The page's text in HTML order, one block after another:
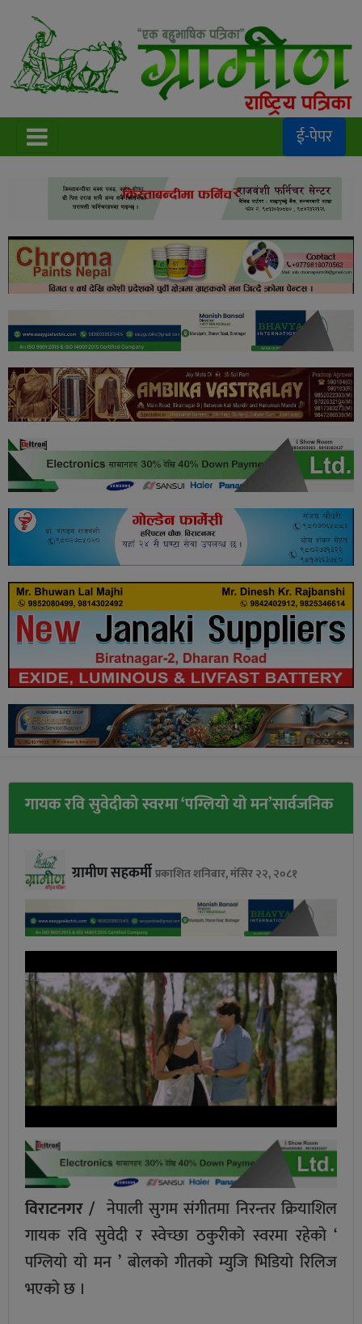
ई-पेपर
गायक रवि सुवेदीको स्वरमा ‘पग्लियो यो मन’सार्वजनिक
ग्रामीण सहकर्मीप्रकाशित शनिबार, मंसिर २२, २०८१
विराटनगर / नेपाली सुगम संगीतमा निरन्तर क्रियाशिल
गायक रवि सुवेदी र स्वेच्छा ठकुरीको स्वरमा रहेको ‘
पग्लियो यो मन ’ बोलको गीतको म्युजि भिडियो रिलिज
भएको छ ।